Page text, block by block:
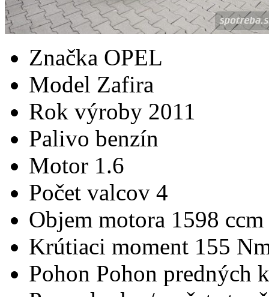
Značka OPEL
Model Zafira
Rok výroby 2011
Palivo benzín
Motor 1.6
Počet valcov 4
Objem motora 1598 ccm
Krútiaci moment 155
Pohon Pohon predných